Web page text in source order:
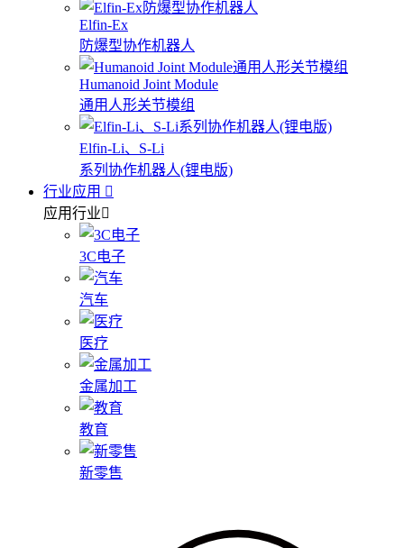
Elfin-Ex
防爆型协作机器人
Humanoid Joint Module
通用人形关节模组
Elfin-Li、S-Li
系列协作机器人(锂电版)
行业应用
应用行业
3C电子
汽车
医疗
金属加工
教育
新零售